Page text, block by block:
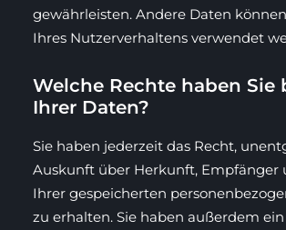
gewährleisten. Andere Daten
Ihres Nutzerverhaltens verwendet
Welche Rechte haben Sie
Ihrer Daten?
Sie haben jederzeit das Recht,
Auskunft über Herkunft, Empfänger
Ihrer gespeicherten
zu erhalten. Sie haben außerdem